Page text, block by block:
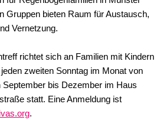
Gruppen bieten Raum für Austausch,
Vernetzung.
richtet sich an Familien mit Kindern
zweiten Sonntag im Monat von
bis Dezember im Haus
statt. Eine Anmeldung ist
.